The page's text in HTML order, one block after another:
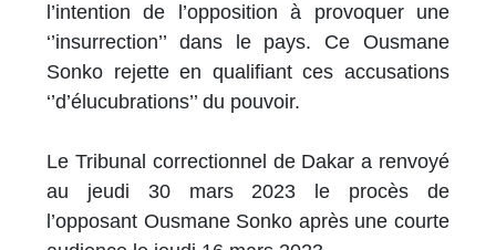
l’intention de l’opposition à provoquer une
‘’insurrection’’ dans le pays. Ce Ousmane
Sonko rejette en qualifiant ces accusations
‘’d’élucubrations’’ du pouvoir.
Le Tribunal correctionnel de Dakar a renvoyé
au jeudi 30 mars 2023 le procès de
l’opposant Ousmane Sonko après une courte